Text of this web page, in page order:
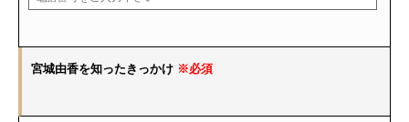
宮城由香を知ったきっかけ ※必須